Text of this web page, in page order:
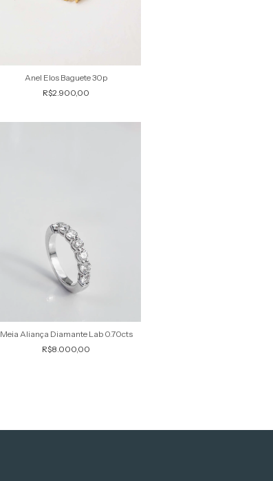
Anel Elos Baguete 30p
R$2.900,00
Meia Aliança Diamante Lab 0.70cts
R$8.000,00